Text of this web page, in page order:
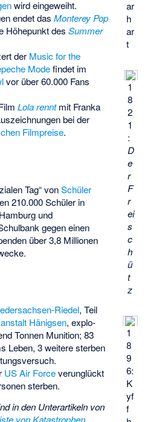
ar
h
ar
t
1
8
2
1
:
D
e
r
F
r
ei
s
c
h
ü
t
z
1
8
9
6:
K
yf
f
wird eingeweiht.
endet das Monterey Pop
Höhepunkt des Summer
der Music for the
Modefindet im
vor über 60.000 Fans
Lola renntmit Franka
bei der
Filmpreise.
Tag“ vonSchüler
210.000 Schüler in
und
gegen einen
über 3,8 Millionen
Riedel, Teil
Hänigsen, explo­
Tonnen Munition; 83
Leben, 3 weitere sterben
US Air Force verunglückt
sterben.
in den Unterartikeln von
von Katastrophen